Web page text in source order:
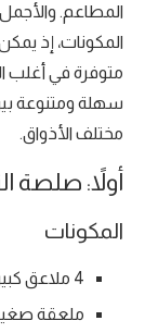
المطاعم.
المكونات، إذ
متوفرة في أغلب
سهلة ومتنوعة بين
مختلف الأذواق.
أولاً: صلصة
المكونات
4 ملاعق كبيرة من المايونيز.
ملعقة